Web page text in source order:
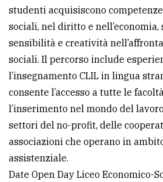
studenti acquisiscono
sociali, nel diritto e
sensibilità e creatività
sociali. Il percorso include
l’insegnamento CLIL in lingua
consente l’accesso a tutte le
l’inserimento nel mondo del
settori del no-profit, delle
associazioni che operano in
assistenziale.
Date Open Day Liceo Economico-